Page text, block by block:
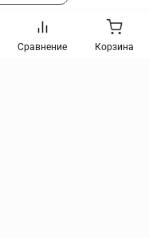
Сравнение Корзина